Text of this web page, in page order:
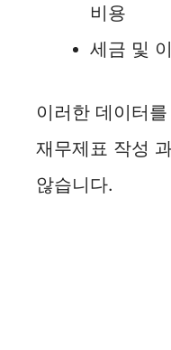
비용
세금 및
이러한 데이터
재무제표 작성
않습니다.